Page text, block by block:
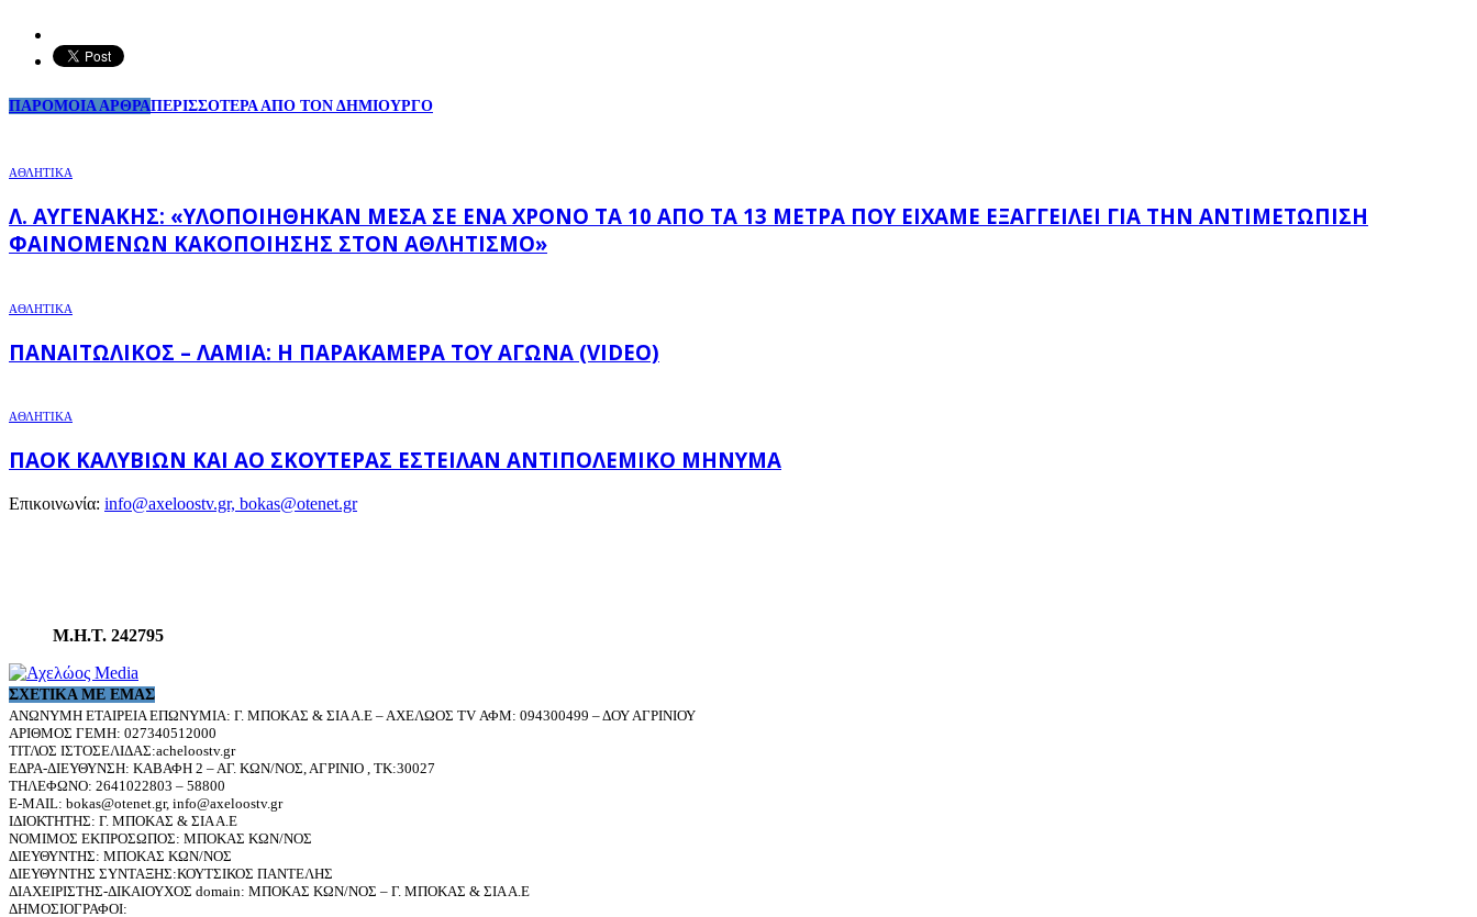
ΠΑΡΟΜΟΙΑ ΑΡΘΡΑΠΕΡΙΣΣΟΤΕΡΑ ΑΠΟ ΤΟΝ ΔΗΜΙΟΥΡΓΟ
ΑΘΛΗΤΙΚΑ
Λ. ΑΥΓΕΝΆΚΗΣ: «ΥΛΟΠΟΙΉΘΗΚΑΝ ΜΈΣΑ ΣΕ ΈΝΑ ΧΡΌΝΟ ΤΑ 10 ΑΠΌ ΤΑ 13 ΜΈΤΡΑ ΠΟΥ ΕΊΧΑΜΕ ΕΞΑΓΓΕΊΛΕΙ ΓΙΑ ΤΗΝ ΑΝΤΙΜΕΤΏΠΙΣΗ
ΦΑΙΝΟΜΈΝΩΝ ΚΑΚΟΠΟΊΗΣΗΣ ΣΤΟΝ ΑΘΛΗΤΙΣΜΌ»
ΑΘΛΗΤΙΚΑ
ΠΑΝΑΙΤΩΛΙΚΌΣ – ΛΑΜΊΑ: Η ΠΑΡΑΚΆΜΕΡΑ ΤΟΥ ΑΓΏΝΑ (VIDEO)
ΑΘΛΗΤΙΚΑ
ΠΑΟΚ ΚΑΛΥΒΊΩΝ ΚΑΙ ΑΟ ΣΚΟΥΤΕΡΆΣ ΈΣΤΕΙΛΑΝ ΑΝΤΙΠΟΛΕΜΙΚΌ ΜΉΝΥΜΑ
Επικοινωνία: info@axeloostv.gr, bokas@otenet.gr
Μ.Η.Τ. 242795
ΣΧΕΤΙΚΆ ΜΕ ΕΜΆΣ
ΑΝΩΝΥΜΗ ΕΤΑΙΡΕΙΑ ΕΠΩΝΥΜΙΑ: Γ. ΜΠΟΚΑΣ & ΣΙΑ Α.Ε – ΑΧΕΛΩΟΣ TV ΑΦΜ: 094300499 – ΔΟΥ ΑΓΡΙΝΙΟΥ
ΑΡΙΘΜΟΣ ΓΕΜΗ: 027340512000
ΤΙΤΛΟΣ ΙΣΤΟΣΕΛΙΔΑΣ:acheloostv.gr
ΕΔΡΑ-ΔΙΕΥΘΥΝΣΗ: ΚΑΒΑΦΗ 2 – ΑΓ. ΚΩΝ/ΝΟΣ, ΑΓΡΙΝΙΟ , ΤΚ:30027
ΤΗΛΕΦΩΝΟ: 2641022803 – 58800
E-MAIL: bokas@otenet.gr, info@axeloostv.gr
ΙΔΙΟΚΤΗΤΗΣ: Γ. ΜΠΟΚΑΣ & ΣΙΑ Α.Ε
ΝΟΜΙΜΟΣ ΕΚΠΡΟΣΩΠΟΣ: ΜΠΟΚΑΣ ΚΩΝ/ΝΟΣ
ΔΙΕΥΘΥΝΤΗΣ: ΜΠΟΚΑΣ ΚΩΝ/ΝΟΣ
ΔΙΕΥΘΥΝΤΗΣ ΣΥΝΤΑΞΗΣ:ΚΟΥΤΣΙΚΟΣ ΠΑΝΤΕΛΗΣ
ΔΙΑΧΕΙΡΙΣΤΗΣ-ΔΙΚΑΙΟΥΧΟΣ domain: ΜΠΟΚΑΣ ΚΩΝ/ΝΟΣ – Γ. ΜΠΟΚΑΣ & ΣΙΑ Α.Ε
ΔΗΜΟΣΙΟΓΡΑΦΟΙ: